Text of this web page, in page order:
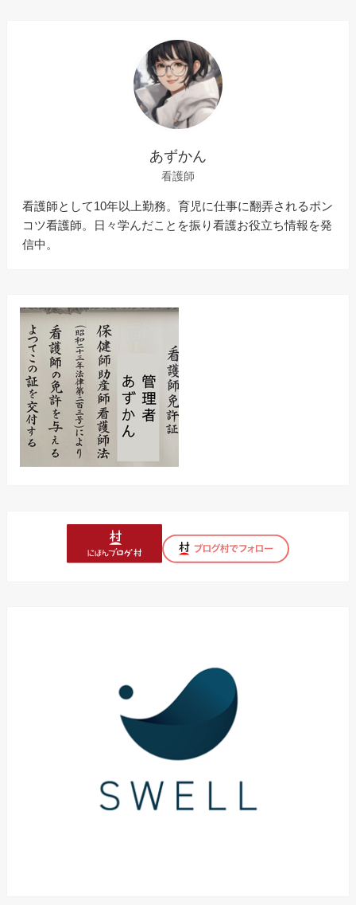
あずかん
看護師
看護師として10年以上勤務。育児に仕事に翻弄されるポン
コツ看護師。日々学んだことを振り看護お役立ち情報を発
信中。